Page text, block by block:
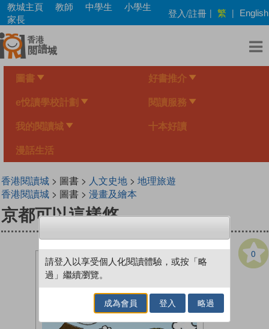
Skip
main
content
教城主頁 教師 中學生
小學生
家長
登入/註冊 | 繁 | English
圖書 好書推介
e悅讀學校計劃 閱讀服務
我的閱讀城 十本好讀
漫話生活
香港閱讀城> 圖書 > 人文史地> 地理旅遊
香港閱讀城> 圖書 > 漫畫及繪本
京都可以這樣悠
0
請登入以享受個人化閱讀體驗，或按「略
過」繼續瀏覽。
成為會員 登入 略過